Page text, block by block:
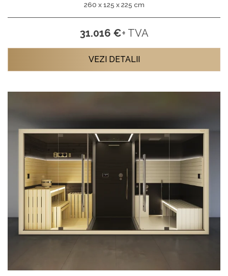
260 x 125 x 225 cm
31.016 €+ TVA
VEZI DETALII